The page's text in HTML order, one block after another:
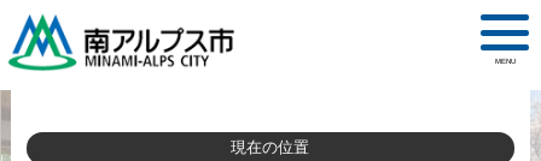
MENU
現在の位置